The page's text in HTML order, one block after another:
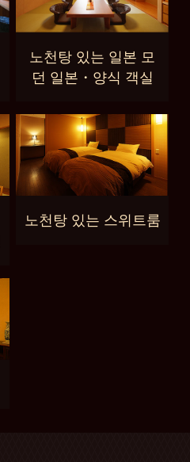
노천탕 있는 일본 모
던 일본・양식 객실
노천탕 있는 스위트룸